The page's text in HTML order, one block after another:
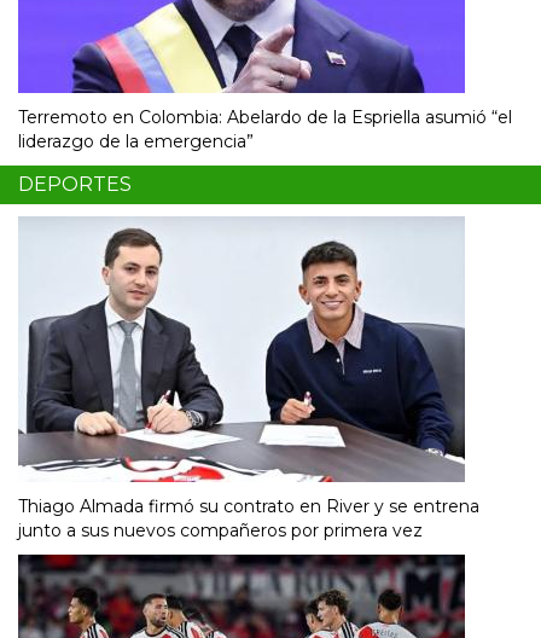
Terremoto en Colombia: Abelardo de la Espriella asumió “el
liderazgo de la emergencia”
DEPORTES
Thiago Almada firmó su contrato en River y se entrena
junto a sus nuevos compañeros por primera vez